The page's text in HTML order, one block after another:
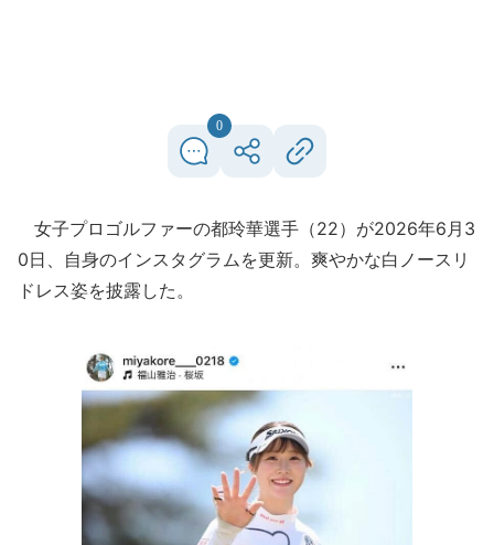
0
女子プロゴルファーの都玲華選手（22）が2026年6月3
0日、自身のインスタグラムを更新。爽やかな白ノースリ
ドレス姿を披露した。